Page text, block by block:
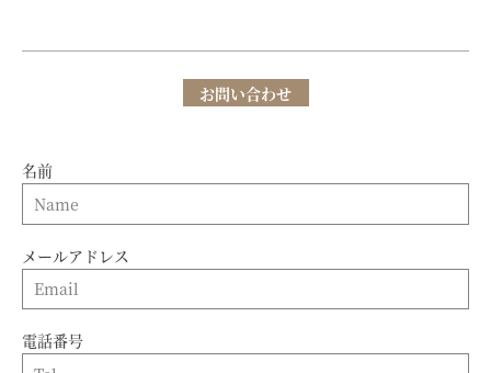
お問い合わせ
名前
メールアドレス
電話番号